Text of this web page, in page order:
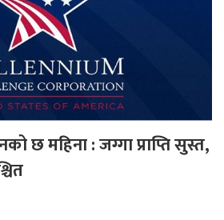
छ महिना : जग्गा प्राप्ति सुस्त,